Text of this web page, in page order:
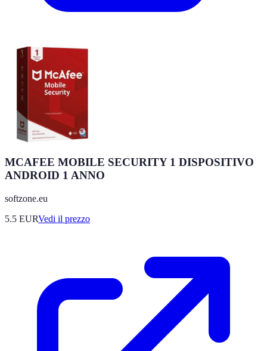
MCAFEE MOBILE SECURITY 1 DISPOSITIVO
ANDROID 1 ANNO
softzone.eu
5.5 EURVedi il prezzo